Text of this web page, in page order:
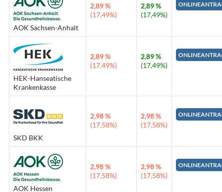
AOK Sachsen-Anhalt
2,89 %
(17,49%)
2,89 %
(17,49%)
HEK-Hanseatische
Krankenkasse
2,89 %
(17,49%)
2,89 %
(17,49%)
SKD BKK
2,98 %
(17,58%)
2,98 %
(17,58%)
AOK Hessen
2,98 %
(17,58%)
2,98 %
(17,58%)